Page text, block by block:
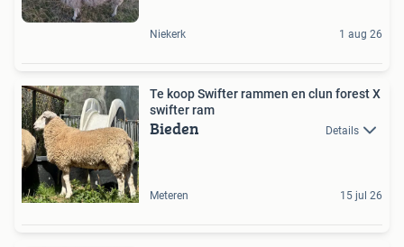
Niekerk 1 aug 26
Te koop Swifter rammen en clun forest X
swifter ram
Bieden Details
Meteren 15 jul 26